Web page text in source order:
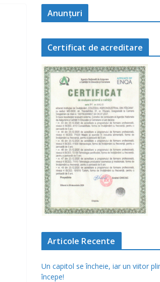
Anunţuri
Certificat de acreditare
Articole Recente
Un capitol se încheie, iar un viitor
începe!